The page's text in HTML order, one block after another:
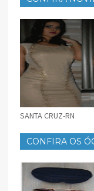
SANTA CRUZ-RN
CONFIRA OS